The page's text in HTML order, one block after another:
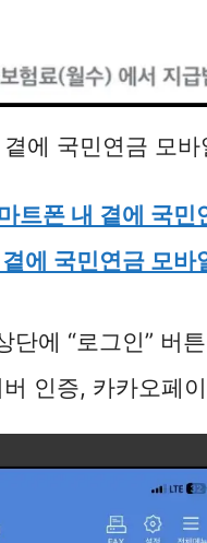
에 국민연금 모
트폰 내 곁에 국
에 국민연금 모바
단에 “로그인” 버
인증, 카카오페